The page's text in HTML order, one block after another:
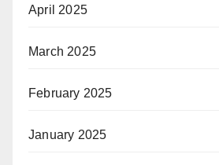
April 2025
March 2025
February 2025
January 2025